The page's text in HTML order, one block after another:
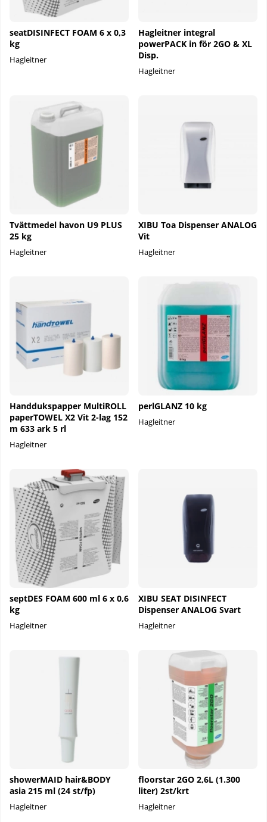
seatDISINFECT FOAM 6 x 0,3
kg
Hagleitner
Hagleitner integral
powerPACK in för 2GO & XL
Disp.
Hagleitner
Tvättmedel havon U9 PLUS
25 kg
Hagleitner
XIBU Toa Dispenser ANALOG
Vit
Hagleitner
Handdukspapper MultiROLL
paperTOWEL X2 Vit 2-lag 152
m 633 ark 5 rl
Hagleitner
perlGLANZ 10 kg
Hagleitner
septDES FOAM 600 ml 6 x 0,6
kg
Hagleitner
XIBU SEAT DISINFECT
Dispenser ANALOG Svart
Hagleitner
showerMAID hair&BODY
asia 215 ml (24 st/fp)
Hagleitner
floorstar 2GO 2,6L (1.300
liter) 2st/krt
Hagleitner